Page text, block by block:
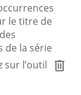
le titre de
de la série
l’outil